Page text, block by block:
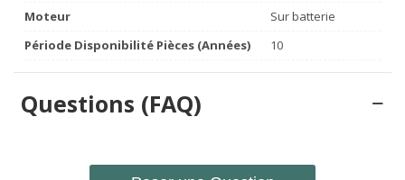
Moteur
Sur batterie
Période Disponibilité Pièces (années)
10
Questions (FAQ)